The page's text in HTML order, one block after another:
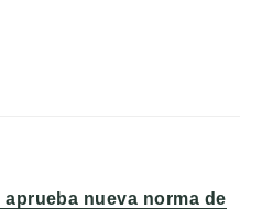
nueva norma de